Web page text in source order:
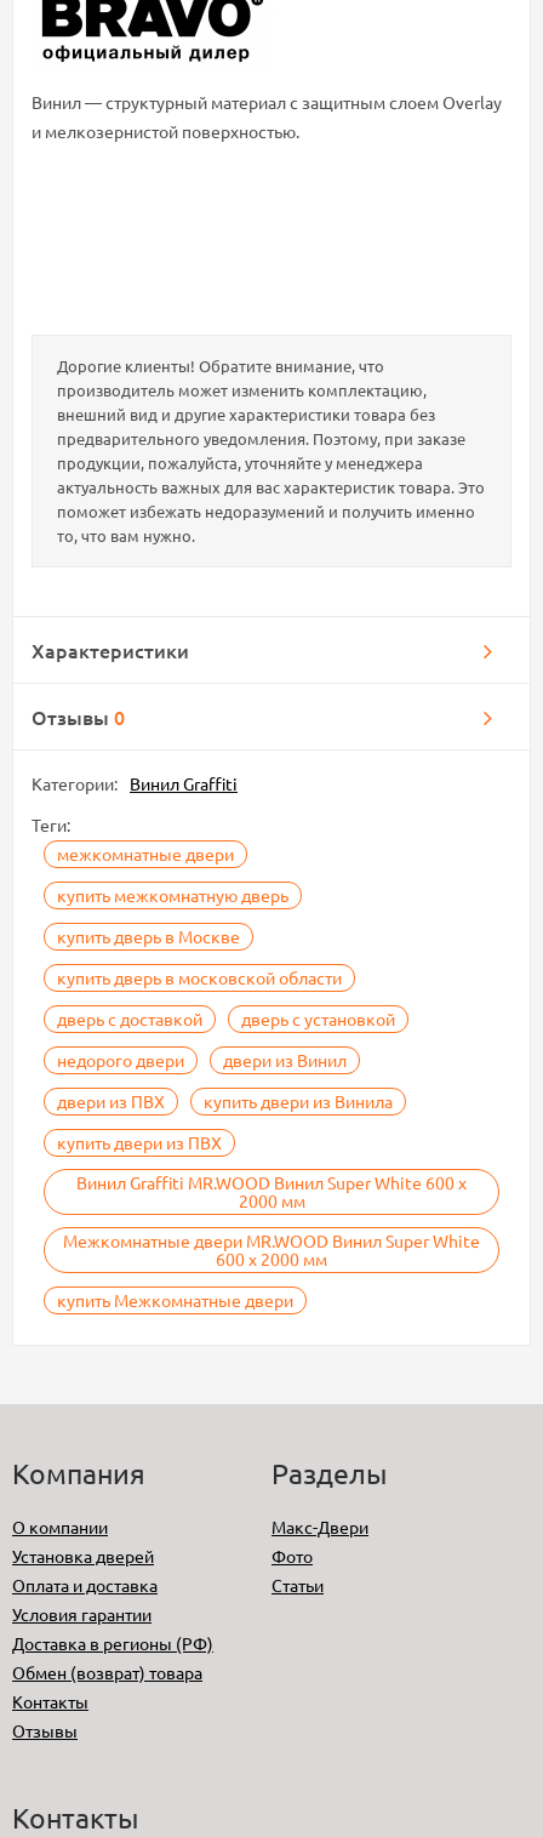
Винил — структурный материал с защитным слоем Overlay
и мелкозернистой поверхностью.
Дорогие клиенты! Обратите внимание, что
производитель может изменить комплектацию,
внешний вид и другие характеристики товара без
предварительного уведомления. Поэтому, при заказе
продукции, пожалуйста, уточняйте у менеджера
актуальность важных для вас характеристик товара. Это
поможет избежать недоразумений и получить именно
то, что вам нужно.
Характеристики
Отзывы 0
Категории:
Винил Graffiti
Теги:
межкомнатные двери
купить межкомнатную дверь
купить дверь в Москве
купить дверь в московской области
дверь с доставкой
дверь с установкой
недорого двери
двери из Винил
двери из ПВХ
купить двери из Винила
купить двери из ПВХ
Винил Graffiti MR.WOOD Винил Super White 600 х
2000 мм
Межкомнатные двери MR.WOOD Винил Super White
600 х 2000 мм
купить Межкомнатные двери
Компания
О компании
Установка дверей
Оплата и доставка
Условия гарантии
Доставка в регионы (РФ)
Обмен (возврат) товара
Контакты
Отзывы
Разделы
Макс-Двери
Фото
Статьи
Контакты